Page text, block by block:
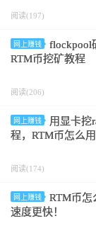
阅读(197)
网上赚钱
flockpool
RTM币挖矿教程
阅读(206)
网上赚钱
用显卡挖
程，RTM币怎么
阅读(174)
网上赚钱
RTM币怎
速度更快！